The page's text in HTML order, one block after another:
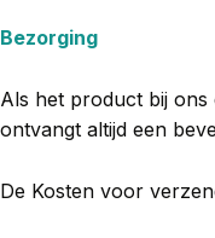
Bezorging
Als het product bij ons
ontvangt altijd een
De Kosten voor